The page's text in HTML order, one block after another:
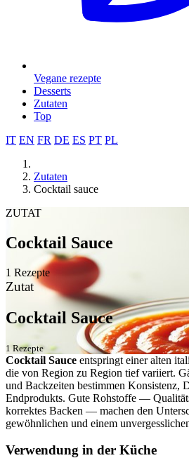
Vegane rezepte
Desserts
Zutaten
Top
IT EN FR DE ES PT PL
Zutaten
Cocktail sauce
ZUTAT
Cocktail Sauce
1 Rezepte
Zutat
Cocktail Sauce
1 Rezepte
Cocktail Sauce entspringt einer alten
die von Region zu Region tief variiert.
und Backzeiten bestimmen Konsistenz,
Endprodukts. Gute Rohstoffe —
korrektes Backen — machen den
gewöhnlichen und einem
Verwendung in der Küche